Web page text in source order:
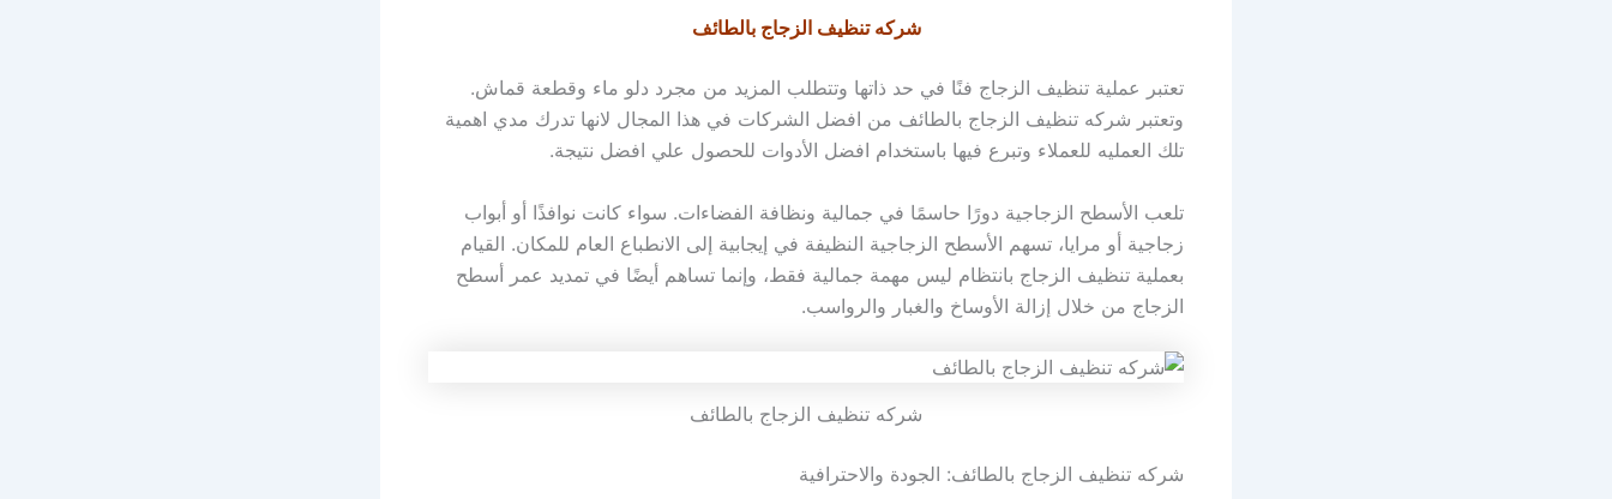
شركه تنظيف الزجاج بالطائف
تعتبر عملية تنظيف الزجاج فنًا في حد ذاتها وتتطلب المزيد من مجرد دلو ماء وقطعة قماش.
وتعتبر شركه تنظيف الزجاج بالطائف من افضل الشركات في هذا المجال لانها تدرك مدي اهمية
تلك العمليه للعملاء وتبرع فيها باستخدام افضل الأدوات للحصول علي افضل نتيجة.
تلعب الأسطح الزجاجية دورًا حاسمًا في جمالية ونظافة الفضاءات. سواء كانت نوافذًا أو أبواب
زجاجية أو مرايا، تسهم الأسطح الزجاجية النظيفة في إيجابية إلى الانطباع العام للمكان. القيام
بعملية تنظيف الزجاج بانتظام ليس مهمة جمالية فقط، وإنما تساهم أيضًا في تمديد عمر أسطح
الزجاج من خلال إزالة الأوساخ والغبار والرواسب.
شركه تنظيف الزجاج بالطائف
شركه تنظيف الزجاج بالطائف: الجودة والاحترافية